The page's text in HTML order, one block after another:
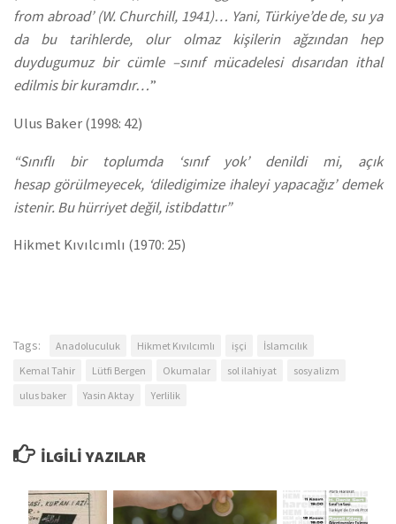
from abroad’ (W. Churchill, 1941)… Yani, Türkiye’de de, su ya
da bu tarihlerde, olur olmaz kişilerin ağzından hep
duydugumuz bir cümle –sınıf mücadelesi dısarıdan ithal
edilmis bir kuramdır…”
Ulus Baker (1998: 42)
“Sınıflı bir toplumda ‘sınıf yok’ denildi mi, açık
hesap görülmeyecek, ‘diledigimize ihaleyi yapacağız’ demek
istenir. Bu hürriyet değil, istibdattır”
Hikmet Kıvılcımlı (1970: 25)
Tags: Anadoluculuk Hikmet Kıvılcımlı işçi
İslamcılık
Kemal Tahir
Lütfi Bergen Okumalar sol ilahiyat
sosyalizm
ulus baker
Yasin Aktay Yerlilik
İLGILI YAZILAR